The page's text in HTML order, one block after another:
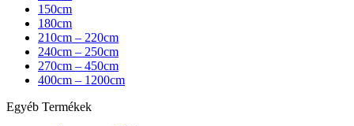
150cm
180cm
210cm – 220cm
240cm – 250cm
270cm – 450cm
400cm – 1200cm
Egyéb Termékek